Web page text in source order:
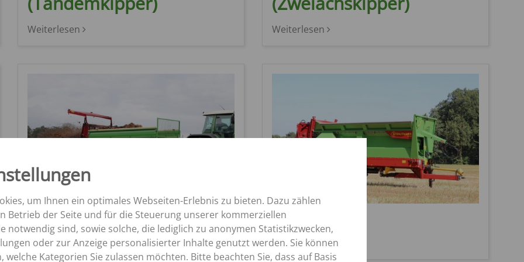
um Ihnen ein optimales Webseiten-Erlebnis zu bieten. Dazu zählen
Betrieb der Seite und für die Steuerung unserer kommerziellen
notwendig sind, sowie solche, die lediglich zu anonymen Statistikzwecken,
oder zur Anzeige personalisierter Inhalte genutzt werden. Sie können
welche Kategorien Sie zulassen möchten. Bitte beachten Sie, dass auf Basis
ROLLBANDWAGEN
Aperion
Weiterlesen Weiterlesen
CS-Streuer
Weiterlesen
TS-Streuer
Weiterlesen